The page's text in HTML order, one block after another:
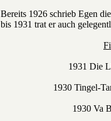
Bereits 1926 schrieb Egen
bis 1931 trat er auch
1931 Die
1930 Tingel-
1930 Va